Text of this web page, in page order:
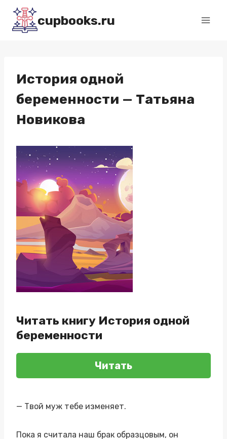
Перейти
содержимому
cupbooks.ru
История одной
беременности — Татьяна
Новикова
Читать книгу История одной
беременности
Читать
— Твой муж тебе изменяет.
Пока я считала наш брак образцовым, он